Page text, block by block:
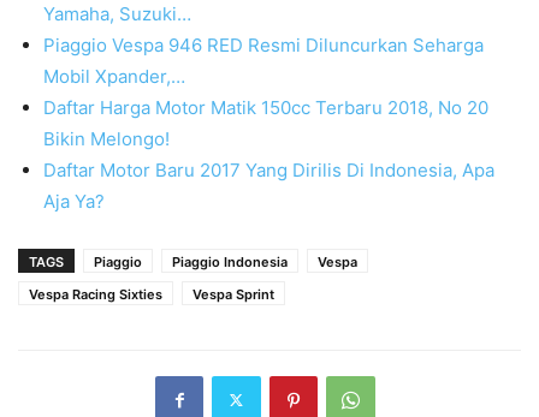
Yamaha, Suzuki…
Piaggio Vespa 946 RED Resmi Diluncurkan Seharga
Mobil Xpander,…
Daftar Harga Motor Matik 150cc Terbaru 2018, No 20
Bikin Melongo!
Daftar Motor Baru 2017 Yang Dirilis Di Indonesia, Apa
Aja Ya?
TAGS Piaggio Piaggio Indonesia
Vespa
Vespa Racing Sixties
Vespa Sprint